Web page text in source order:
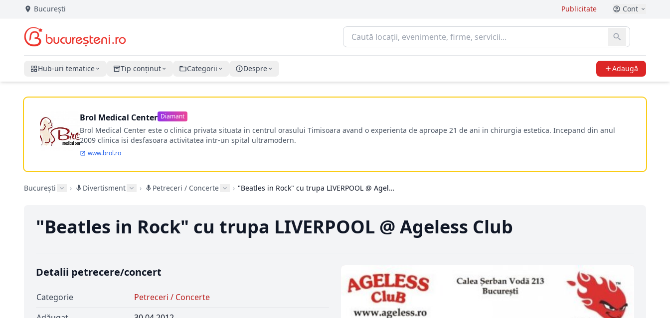
București Publicitate Cont
Hub-uri tematice Tip conținut Categorii Despre Adaugă
Brol Medical Center Diamant
Brol Medical Center este o clinica privata situata in centrul orasului Timisoara avand o experienta de aproape 21 de ani in chirurgia estetica. Incepand din anul
2009 clinica isi desfasoara activitatea intr-un spital ultramodern.
www.brol.ro
București › Divertisment › Petreceri / Concerte › "Beatles in Rock" cu trupa LIVERPOOL @ Ageless Club
"Beatles in Rock" cu trupa LIVERPOOL @ Ageless Club
Detalii petrecere/concert
Categorie
Petreceri / Concerte